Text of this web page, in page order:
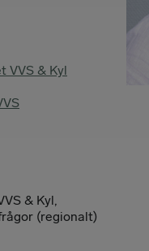
VVS & Kyl
& Kyl,
(regionalt)